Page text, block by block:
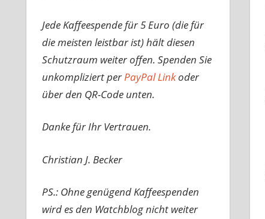
Jede Kaffeespende für 5 Euro (die für
die meisten leistbar ist) hält diesen
Schutzraum weiter offen. Spenden Sie
unkompliziert perPayPal Linkoder
über den QR-Code unten.
Danke für Ihr Vertrauen.
Christian J. Becker
PS.: Ohne genügend Kaffeespenden
wird es den Watchblog nicht weiter